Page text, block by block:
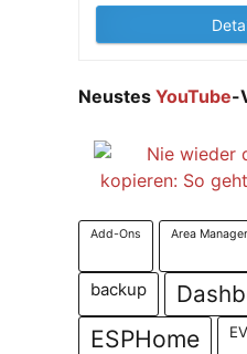
Neustes YouTube-
Add-Ons Area Manager
backup
ESPHome